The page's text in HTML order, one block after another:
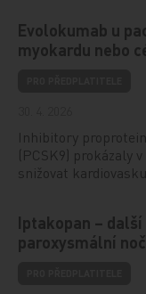
Evolokumab u
myokardu nebo
Inhibitory
(PCSK9) prokázaly
snižovat
Iptakopan –
paroxysmální